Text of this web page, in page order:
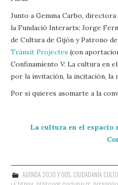
Junto a Gemma Carbo, directora
la Fundació Interarts; Jorge
de Cultura de Gijón y Patrono
Trànsit Projectes (con
Confinamiento V: La cultura en
por la invitación, la incitación, la
Por si quieres asomarte a la
La cultura en el espacio
AGENDA 2030 Y ODS, CIUDADANÍA